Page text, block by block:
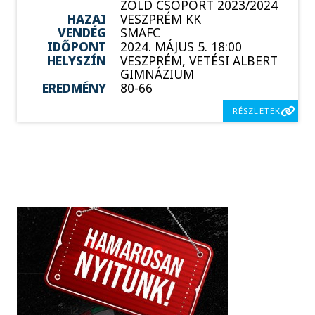
ZÖLD CSOPORT 2023/2024
HAZAI
VESZPRÉM KK
VENDÉG
SMAFC
IDŐPONT
2024. MÁJUS 5. 18:00
HELYSZÍN
VESZPRÉM, VETÉSI ALBERT
GIMNÁZIUM
EREDMÉNY
80-66
RÉSZLETEK